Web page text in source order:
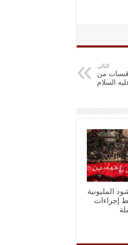
التالي
من
السلام
المليونية
إجراءات